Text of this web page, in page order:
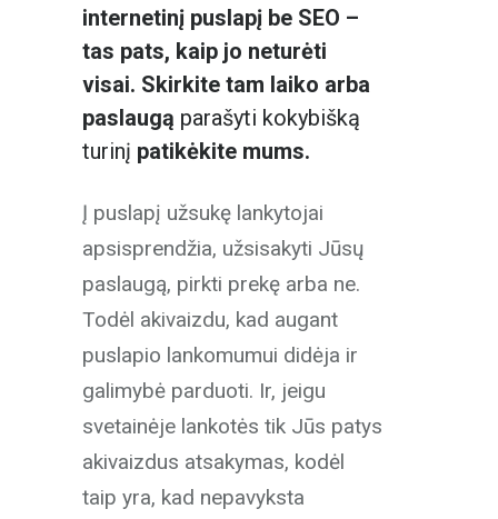
internetinį puslapį be SEO –
tas pats, kaip jo neturėti
visai. Skirkite tam laiko arba
paslaugą parašyti kokybišką
turinį patikėkite mums.
Į puslapį užsukę lankytojai
apsisprendžia, užsisakyti Jūsų
paslaugą, pirkti prekę arba ne.
Todėl akivaizdu, kad augant
puslapio lankomumui didėja ir
galimybė parduoti. Ir, jeigu
svetainėje lankotės tik Jūs patys
akivaizdus atsakymas, kodėl
taip yra, kad nepavyksta